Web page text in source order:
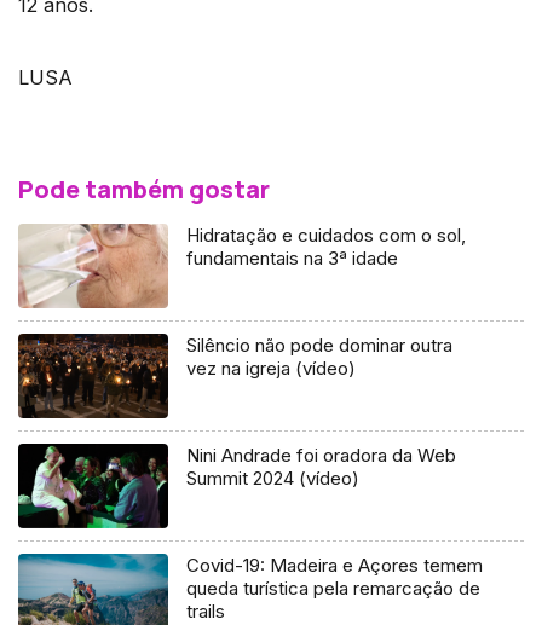
12 anos.
LUSA
Pode também gostar
Hidratação e cuidados com o sol,
fundamentais na 3ª idade
Silêncio não pode dominar outra
vez na igreja (vídeo)
Nini Andrade foi oradora da Web
Summit 2024 (vídeo)
Covid-19: Madeira e Açores temem
queda turística pela remarcação de
trails